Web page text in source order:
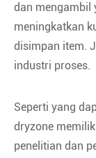
dan mengambil
meningkatkan
disimpan item.
industri proses.
Seperti yang
dryzone
penelitian dan